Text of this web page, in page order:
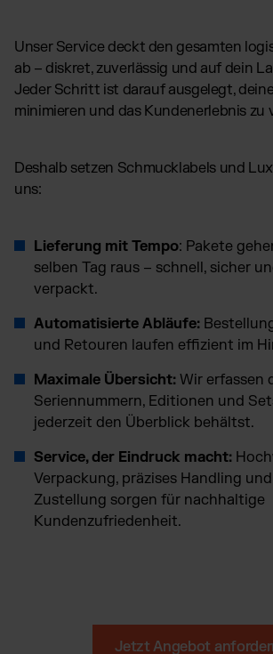
Unser Service deckt den gesamten
ab – diskret, zuverlässig und auf dein
Jeder Schritt ist darauf ausgelegt,
minimieren und das Kundenerlebnis zu
Deshalb setzen Schmucklabels und
uns:
Lieferung mit Tempo: Pakete
selben Tag raus – schnell, sicher
verpackt.
Automatisierte Abläufe:
und Retouren laufen effizient im
Maximale Übersicht: Wir erfassen
Seriennummern, Editionen und
jederzeit den Überblick behältst.
Service, der Eindruck macht:
Verpackung, präzises Handling
Zustellung sorgen für nachhaltige
Kundenzufriedenheit.
Jetzt Angebot